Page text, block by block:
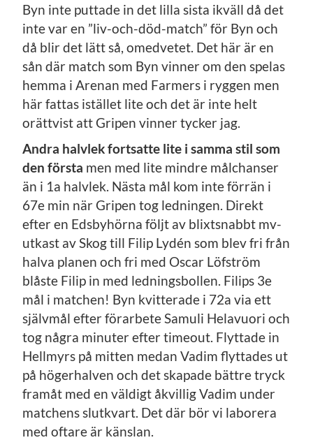
Byn inte puttade in det lilla sista ikväll då det
inte var en ”liv-och-död-match” för Byn och
då blir det lätt så, omedvetet. Det här är en
sån där match som Byn vinner om den spelas
hemma i Arenan med Farmers i ryggen men
här fattas istället lite och det är inte helt
orättvist att Gripen vinner tycker jag.
Andra halvlek fortsatte lite i samma stil som
den första men med lite mindre målchanser
än i 1a halvlek. Nästa mål kom inte förrän i
67e min när Gripen tog ledningen. Direkt
efter en Edsbyhörna följt av blixtsnabbt mv-
utkast av Skog till Filip Lydén som blev fri från
halva planen och fri med Oscar Löfström
blåste Filip in med ledningsbollen. Filips 3e
mål i matchen! Byn kvitterade i 72a via ett
självmål efter förarbete Samuli Helavuori och
tog några minuter efter timeout. Flyttade in
Hellmyrs på mitten medan Vadim flyttades ut
på högerhalven och det skapade bättre tryck
framåt med en väldigt åkvillig Vadim under
matchens slutkvart. Det där bör vi laborera
med oftare är känslan.